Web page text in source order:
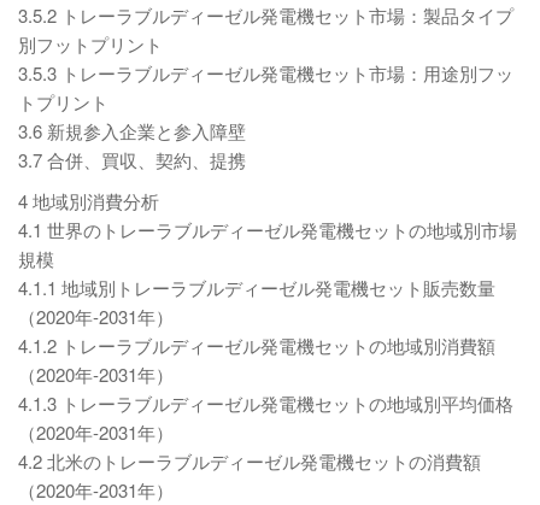
3.5.2 トレーラブルディーゼル発電機セット市場：製品タイプ
別フットプリント
3.5.3 トレーラブルディーゼル発電機セット市場：用途別フッ
トプリント
3.6 新規参入企業と参入障壁
3.7 合併、買収、契約、提携
4 地域別消費分析
4.1 世界のトレーラブルディーゼル発電機セットの地域別市場
規模
4.1.1 地域別トレーラブルディーゼル発電機セット販売数量
（2020年-2031年）
4.1.2 トレーラブルディーゼル発電機セットの地域別消費額
（2020年-2031年）
4.1.3 トレーラブルディーゼル発電機セットの地域別平均価格
（2020年-2031年）
4.2 北米のトレーラブルディーゼル発電機セットの消費額
（2020年-2031年）